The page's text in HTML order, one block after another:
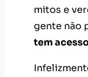
mitos e
gente não
tem